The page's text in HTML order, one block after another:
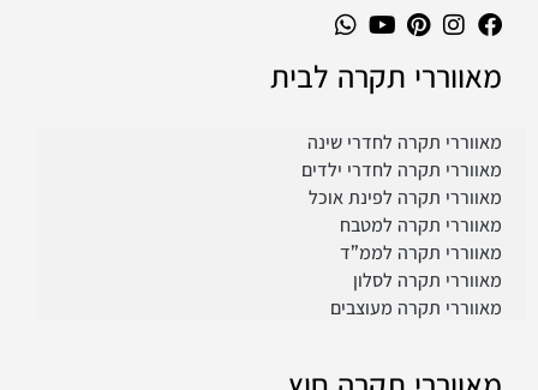
מאווררי תקרה לבית
מאווררי תקרה לחדרי שינה
מאווררי תקרה לחדרי ילדים
מאווררי תקרה לפינת אוכל
מאווררי תקרה למטבח
מאווררי תקרה לממ”ד
מאווררי תקרה לסלון
מאווררי תקרה מעוצבים